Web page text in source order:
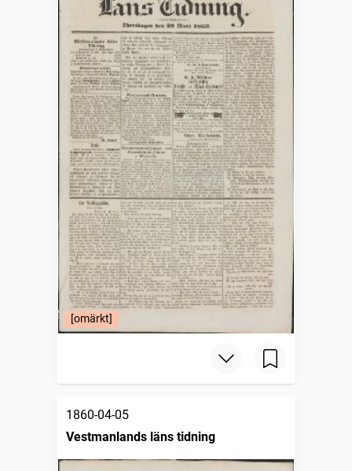
[omärkt]
1860-04-05
Vestmanlands läns tidning